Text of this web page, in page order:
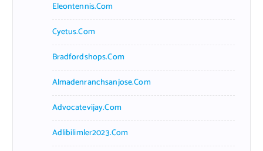
Eleontennis.com
Cyetus.com
Bradfordshops.com
Almadenranchsanjose.com
Advocatevijay.com
Adlibilimler2023.com